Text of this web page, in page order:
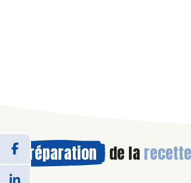
Préparation de la recette